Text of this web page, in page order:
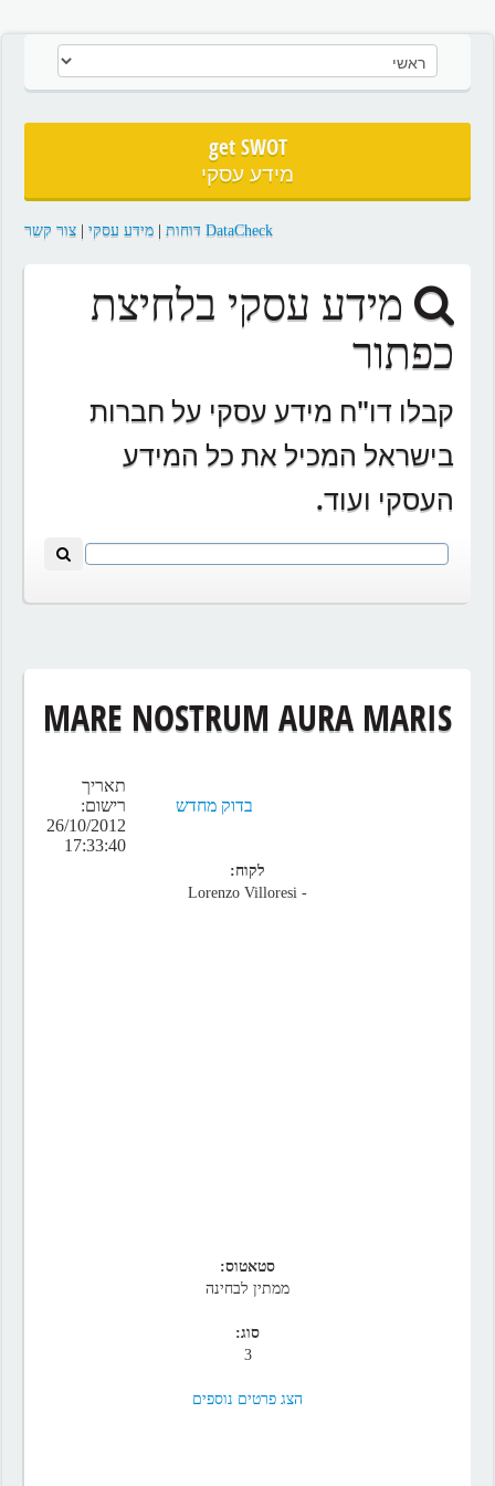
get SWOT
מידע עסקי
DataCheck דוחות | מידע עסקי| צור קשר
מידע עסקי בלחיצת
כפתור
קבלו דו"ח מידע עסקי על חברות
בישראל המכיל את כל המידע
העסקי ועוד.
MARE NOSTRUM AURA MARIS
בדוק מחדש
תאריך
רישום:
26/10/2012
17:33:40
לקוח:
- Lorenzo Villoresi
סטאטוס:
ממתין לבחינה
סוג:
3
הצג פרטים נוספים